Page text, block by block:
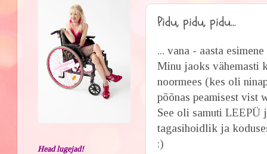
Pidu, pidu, pidu...
... vana - aasta
Minu jaoks vähemasti
noormees (kes oli
põõnas peamisest vist
See oli samuti LEEPÜ
tagasihoidlik ja
:)
Head lugejad!